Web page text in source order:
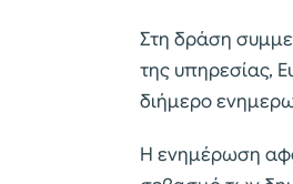
Στη δράση
της υπηρεσίας,
διήμερο
Η ενημέρωση